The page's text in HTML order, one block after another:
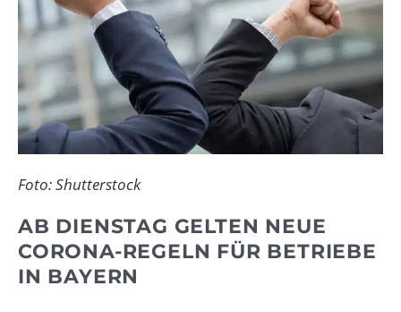
Foto: Shutterstock
AB DIENSTAG GELTEN NEUE
CORONA-REGELN FÜR BETRIEBE
IN BAYERN